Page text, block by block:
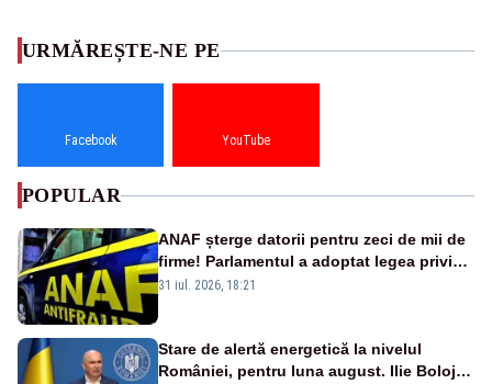
URMĂREȘTE-NE PE
Facebook YouTube
POPULAR
ANAF șterge datorii pentru zeci de mii de
firme! Parlamentul a adoptat legea privind
amnistia fiscală
31 iul. 2026, 18:21
Stare de alertă energetică la nivelul
României, pentru luna august. Ilie Bolojan